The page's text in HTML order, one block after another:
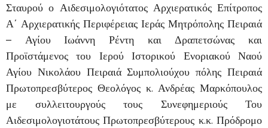
Σταυρού ο Αιδεσιμολογιότατος Αρχιερατικός Επίτροπος
Α΄ Αρχιερατικής Περιφέρειας Ιεράς Μητρόπολης Πειραιά
– Αγίου Ιωάννη Ρέντη και Δραπετσώνας και
Προϊστάμενος του Ιερού Ιστορικού Ενοριακού Ναού
Αγίου Νικολάου Πειραιά Συμπολιούχου πόλης Πειραιά
Πρωτοπρεσβύτερος Θεολόγος κ. Ανδρέας Μαρκόπουλος
με συλλειτουργούς τους Συνεφημεριούς Του
Αιδεσιμολογιοτάτους Πρωτοπρεσβύτερους κ.κ. Πρόδρομο